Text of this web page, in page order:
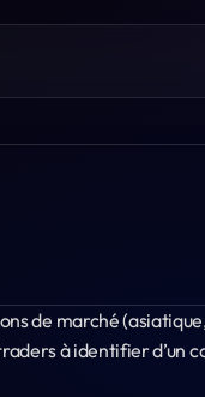
de marché
à identifier d’un